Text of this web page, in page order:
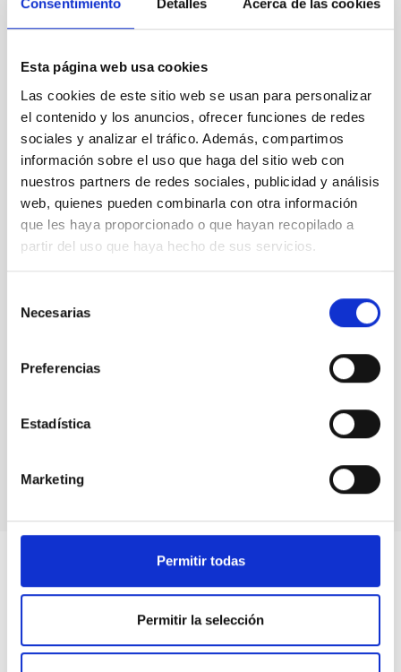
Consentimiento Detalles Acerca de las cookies
Esta página web usa cookies
Las cookies de este sitio web se usan para personalizar
el contenido y los anuncios, ofrecer funciones de redes
sociales y analizar el tráfico. Además, compartimos
información sobre el uso que haga del sitio web con
nuestros partners de redes sociales, publicidad y análisis
web, quienes pueden combinarla con otra información
que les haya proporcionado o que hayan recopilado a
partir del uso que haya hecho de sus servicios.
Necesarias
Preferencias
Estadística
Marketing
Permitir todas
Permitir la selección
Differential Image Motion Monitor - OT
InstrumentØ 20.00 cm
CAIN